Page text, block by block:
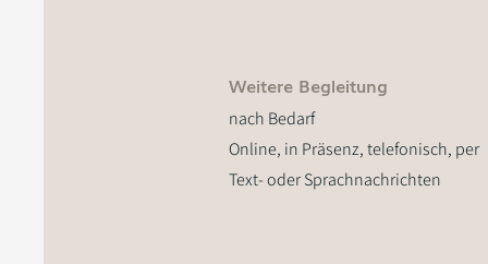
Weitere Begleitung
nach Bedarf
Online, in Präsenz, telefonisch, per
Text- oder Sprachnachrichten